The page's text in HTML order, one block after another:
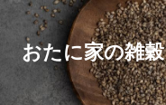
おたに家の雑穀